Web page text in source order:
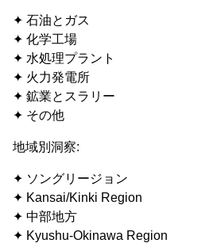
✦ 石油とガス
✦ 化学工場
✦ 水処理プラント
✦ 火力発電所
✦ 鉱業とスラリー
✦ その他
地域別洞察:
✦ ソングリージョン
✦ Kansai/Kinki Region
✦ 中部地方
✦ Kyushu-Okinawa Region